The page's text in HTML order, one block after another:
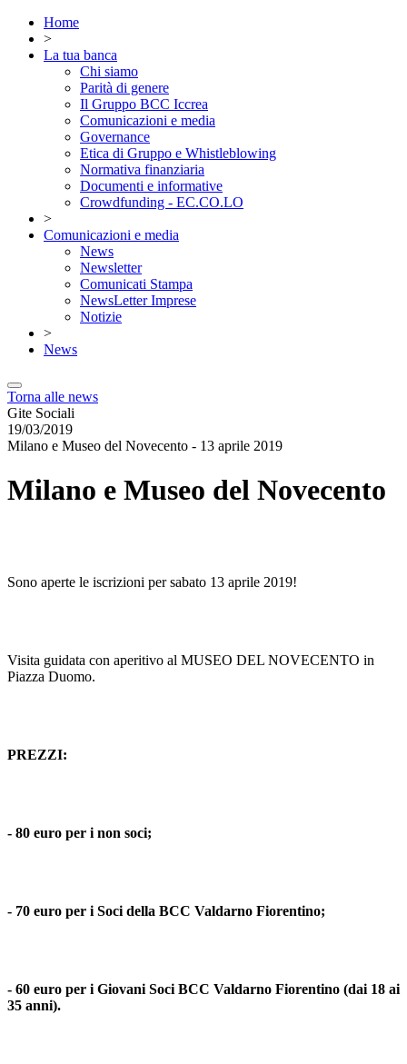
Home
>
La tua banca
Chi siamo
Parità di genere
Il Gruppo BCC Iccrea
Comunicazioni e media
Governance
Etica di Gruppo e Whistleblowing
Normativa finanziaria
Documenti e informative
Crowdfunding - EC.CO.LO
>
Comunicazioni e media
News
Newsletter
Comunicati Stampa
NewsLetter Imprese
Notizie
>
News
Torna alle news
Gite Sociali
19/03/2019
Milano e Museo del Novecento - 13 aprile 2019
Milano e Museo del Novecento
Sono aperte le iscrizioni per sabato 13 aprile 2019!
Visita guidata con aperitivo al MUSEO DEL NOVECENTO in
Piazza Duomo.
PREZZI:
- 80 euro per i non soci;
- 70 euro per i Soci della BCC Valdarno Fiorentino;
- 60 euro per i Giovani Soci BCC Valdarno Fiorentino (dai 18 ai
35 anni).